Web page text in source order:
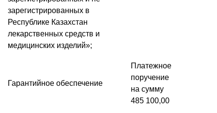
зарегистрированных в
Республике Казахстан
лекарственных средств и
медицинских изделий»;
Гарантийное обеспечение
Платежное
поручение
на сумму
485 100,00